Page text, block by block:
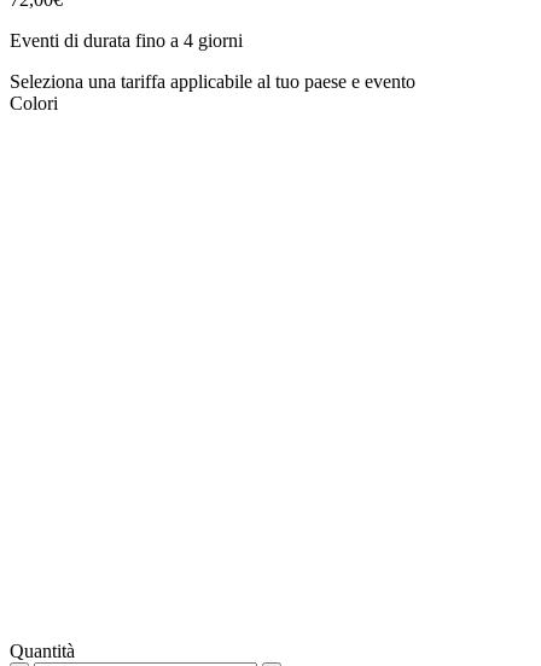
Eventi di durata fino a 4 giorni
Seleziona una tariffa applicabile al tuo paese e evento
Colori
Quantità